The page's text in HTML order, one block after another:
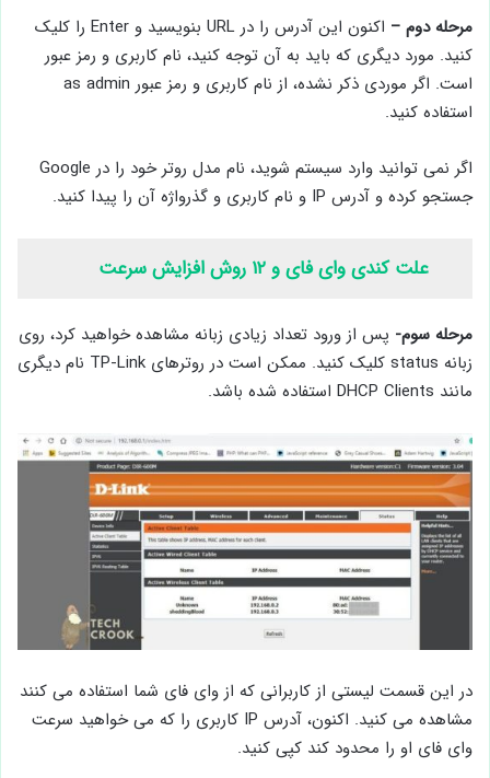
مرحله دوم –
اکنون این آدرس را در URL بنویسید و Enter را کلیک
کنید. مورد دیگری که باید به آن توجه کنید، نام کاربری و رمز عبور
است. اگر موردی ذکر نشده، از نام کاربری و رمز عبور as admin
استفاده کنید.
اگر نمی توانید وارد سیستم شوید، نام مدل روتر خود را در Google
جستجو کرده و آدرس IP و نام کاربری و گذرواژه آن را پیدا کنید.
علت کندی وای فای و ۱۲ روش افزایش سرعت
مرحله سوم- پس از ورود تعداد زیادی زبانه مشاهده خواهید کرد، روی
زبانه status کلیک کنید. ممکن است در روترهای TP-Link نام دیگری
مانند DHCP Clients استفاده شده باشد.
در این قسمت لیستی از کاربرانی که از وای فای شما استفاده می کنند
مشاهده می کنید. اکنون، آدرس IP کاربری را که می خواهید سرعت
وای فای او را محدود کند کپی کنید.